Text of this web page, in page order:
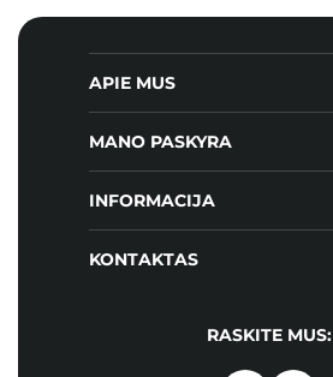
APIE MUS
MANO PASKYRA
INFORMACIJA
KONTAKTAS
RASKITE MUS: